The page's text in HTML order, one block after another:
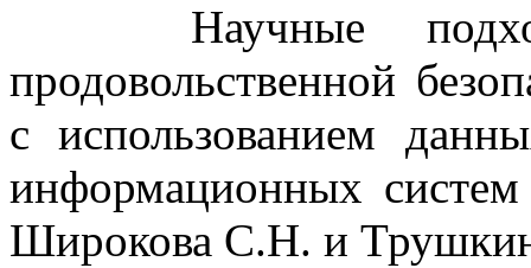
Научные
продовольственной
с использованием
информационных
Широкова С.Н. и